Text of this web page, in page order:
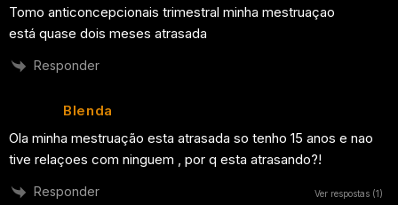
Tomo anticoncepcionais trimestral minha mestruaçao
está quase dois meses atrasada
Responder
Blenda
Ola minha mestruação esta atrasada so tenho 15 anos e nao
tive relaçoes com ninguem , por q esta atrasando?!
Responder Ver respostas (1)